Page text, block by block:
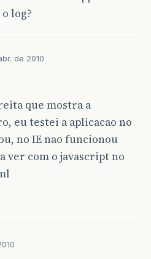
log?
de 2010
que mostra a
eu testei a aplicacao no
no IE nao funcionou
ver com o javascript no